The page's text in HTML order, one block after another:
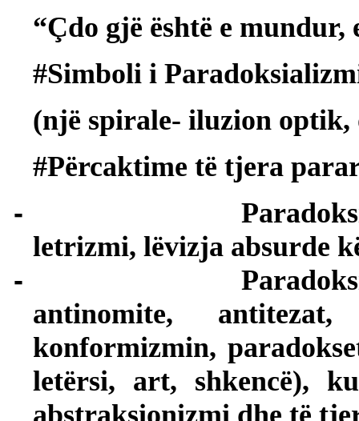
“Çdo gjë është e
#Simboli i
(një spirale- iluzion optik,
#Përcaktime të tjera
-
letrizmi, lëvizja absurde
-
antinomite,
konformizmin,
letërsi, art, shkencë),
abstraksionizmi dhe të